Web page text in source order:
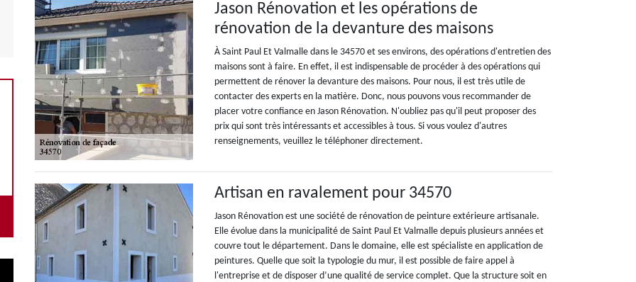
Jason Rénovation et les opérations de
rénovation de la devanture des maisons
À Saint Paul Et Valmalle dans le 34570 et ses environs, des opérations d'entretien des
maisons sont à faire. En effet, il est indispensable de procéder à des opérations qui
permettent de rénover la devanture des maisons. Pour nous, il est très utile de
contacter des experts en la matière. Donc, nous pouvons vous recommander de
placer votre confiance en Jason Rénovation. N'oubliez pas qu'il peut proposer des
prix qui sont très intéressants et accessibles à tous. Si vous voulez d'autres
renseignements, veuillez le téléphoner directement.
Artisan en ravalement pour 34570
Jason Rénovation est une société de rénovation de peinture extérieure artisanale.
Elle évolue dans la municipalité de Saint Paul Et Valmalle depuis plusieurs années et
couvre tout le département. Dans le domaine, elle est spécialiste en application de
peintures. Quelle que soit la typologie du mur, il est possible de faire appel à
l'entreprise et de disposer d’une qualité de service complet. Que la structure soit en